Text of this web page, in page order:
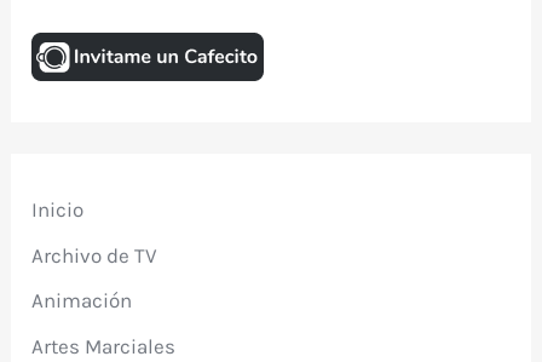
Inicio
Archivo de TV
Animación
Artes Marciales